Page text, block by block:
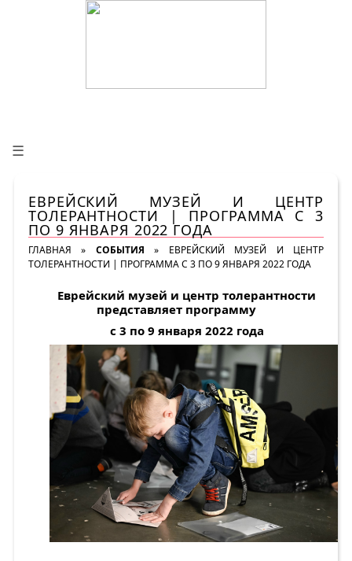
☰
ЕВРЕЙСКИЙ МУЗЕЙ И ЦЕНТР
ТОЛЕРАНТНОСТИ | ПРОГРАММА С 3
ПО 9 ЯНВАРЯ 2022 ГОДА
ГЛАВНАЯ » СОБЫТИЯ » ЕВРЕЙСКИЙ МУЗЕЙ И ЦЕНТР
ТОЛЕРАНТНОСТИ | ПРОГРАММА С 3 ПО 9 ЯНВАРЯ 2022 ГОДА
Еврейский музей и центр толерантности
представляет программу
с 3 по 9 января 2022 года